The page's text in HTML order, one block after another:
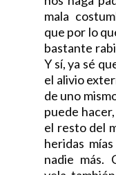
mala
que por lo
bastante
Y sí, ya sé
el alivio
de uno
puede
el resto del
heridas
nadie más.